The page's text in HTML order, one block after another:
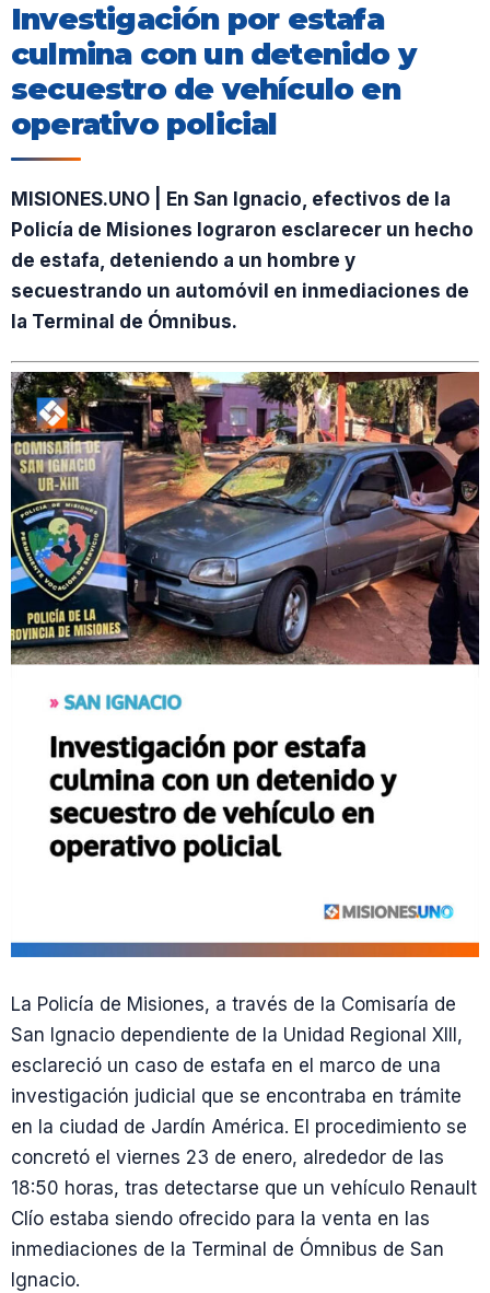
Investigación por estafa
culmina con un detenido y
secuestro de vehículo en
operativo policial
MISIONES.UNO | En San Ignacio, efectivos de la
Policía de Misiones lograron esclarecer un hecho
de estafa, deteniendo a un hombre y
secuestrando un automóvil en inmediaciones de
la Terminal de Ómnibus.
La Policía de Misiones, a través de la Comisaría de
San Ignacio dependiente de la Unidad Regional XIII,
esclareció un caso de estafa en el marco de una
investigación judicial que se encontraba en trámite
en la ciudad de Jardín América. El procedimiento se
concretó el viernes 23 de enero, alrededor de las
18:50 horas, tras detectarse que un vehículo Renault
Clío estaba siendo ofrecido para la venta en las
inmediaciones de la Terminal de Ómnibus de San
Ignacio.